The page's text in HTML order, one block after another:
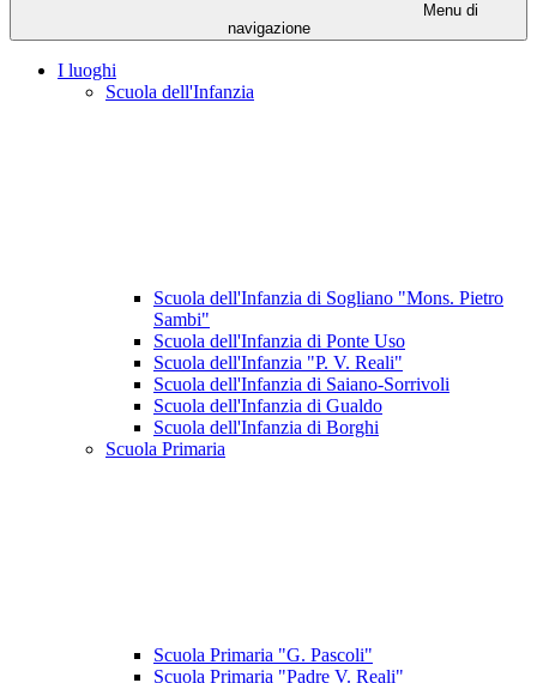
Menu di
navigazione
I luoghi
Scuola dell'Infanzia
Scuola dell'Infanzia di Sogliano "Mons. Pietro
Sambi"
Scuola dell'Infanzia di Ponte Uso
Scuola dell'Infanzia "P. V. Reali"
Scuola dell'Infanzia di Saiano-Sorrivoli
Scuola dell'Infanzia di Gualdo
Scuola dell'Infanzia di Borghi
Scuola Primaria
Scuola Primaria "G. Pascoli"
Scuola Primaria "Padre V. Reali"